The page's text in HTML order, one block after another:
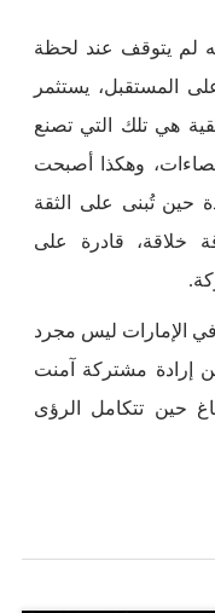
لم يتوقف عند لحظة
المستقبل، يستثمر
هي تلك التي تصنع
وهكذا أصبحت
حين تُبنى على الثقة
خلاقة، قادرة على
الإمارات ليس مجرد
إرادة مشتركة آمنت
حين تتكامل الرؤى